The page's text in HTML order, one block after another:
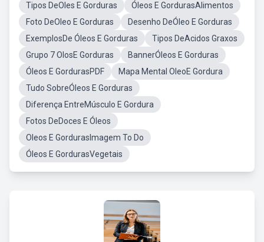
Tipos DeOles E Gorduras
Óleos E GordurasAlimentos
Foto DeOleo E Gorduras
Desenho DeÓleo E Gorduras
ExemplosDe Óleos E Gorduras
Tipos DeAcidos Graxos
Grupo 7 OlosE Gorduras
BannerÓleos E Gorduras
Óleos E GordurasPDF
Mapa Mental OleoE Gordura
Tudo SobreÓleos E Gorduras
Diferença EntreMúsculo E Gordura
Fotos DeDoces E Óleos
Oleos E GordurasImagem To Do
Óleos E GordurasVegetais